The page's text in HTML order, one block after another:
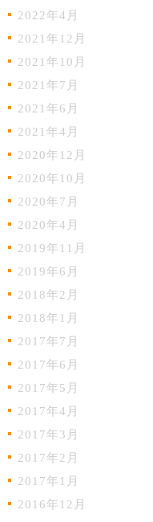
2022年4月
2021年12月
2021年10月
2021年7月
2021年6月
2021年4月
2020年12月
2020年10月
2020年7月
2020年4月
2019年11月
2019年6月
2018年2月
2018年1月
2017年7月
2017年6月
2017年5月
2017年4月
2017年3月
2017年2月
2017年1月
2016年12月